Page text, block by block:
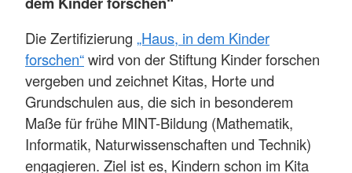
Die Zertifizierung „Haus, in dem Kinder
forschen“wird von der Stiftung Kinder forschen
vergeben und zeichnet Kitas, Horte und
Grundschulen aus, die sich in besonderem
Maße für frühe MINT-Bildung (Mathematik,
Informatik, Naturwissenschaften und Technik)
engagieren. Ziel ist es, Kindern schon im Kita